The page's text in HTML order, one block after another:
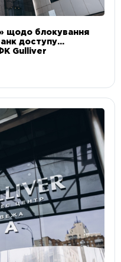
щодо блокування
доступу
Gulliver